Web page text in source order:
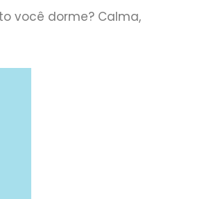
você dorme? Calma,